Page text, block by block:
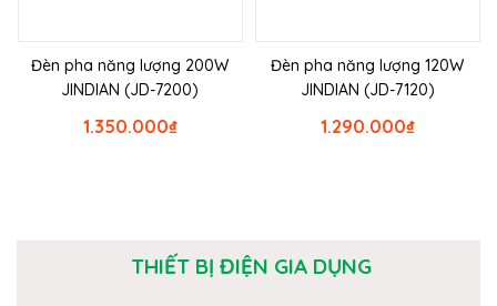
Đèn pha năng lượng 200W
JINDIAN (JD-7200)
₫
1.350.000
Đèn pha năng lượng 120W
JINDIAN (JD-7120)
₫
1.290.000
THIẾT BỊ ĐIỆN GIA DỤNG